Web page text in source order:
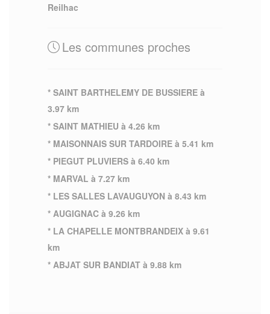
Reilhac
Les communes proches
* SAINT BARTHELEMY DE BUSSIERE à
3.97 km
* SAINT MATHIEU à 4.26 km
* MAISONNAIS SUR TARDOIRE à 5.41 km
* PIEGUT PLUVIERS à 6.40 km
* MARVAL à 7.27 km
* LES SALLES LAVAUGUYON à 8.43 km
* AUGIGNAC à 9.26 km
* LA CHAPELLE MONTBRANDEIX à 9.61
km
* ABJAT SUR BANDIAT à 9.88 km